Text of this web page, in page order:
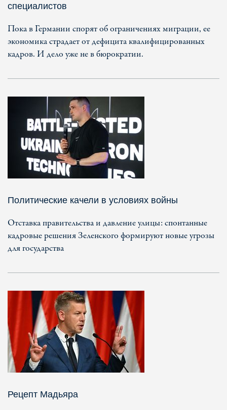
специалистов
Пока в Германии спорят об ограничениях миграции, ее
экономика страдает от дефицита квалифицированных
кадров. И дело уже не в бюрократии.
Политические качели в условиях войны
Отставка правительства и давление улицы: спонтанные
кадровые решения Зеленского формируют новые угрозы
для государства
Рецепт Мадьяра